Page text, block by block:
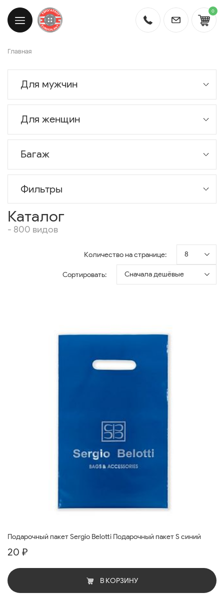
0
Главная
Для мужчин
Для женщин
Багаж
Фильтры
Каталог
- 800 видов
Количество на странице: 8
Сортировать: Сначала дешёвые
Подарочный пакет Sergio Belotti Подарочный пакет S синий
20 ₽
В КОРЗИНУ